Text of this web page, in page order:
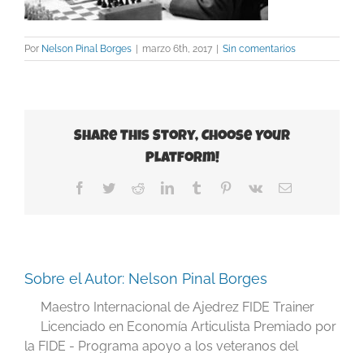
Por Nelson Pinal Borges | marzo 6th, 2017 | Sin comentarios
Share This Story, Choose Your
Platform!
Facebook
TwitterRedditLinkedInTumblr Pinterest
Vk
Correo
Sobre el Autor: Nelson Pinal Borges
Maestro Internacional de Ajedrez FIDE Trainer
Licenciado en Economía Articulista Premiado por
la FIDE - Programa apoyo a los veteranos del